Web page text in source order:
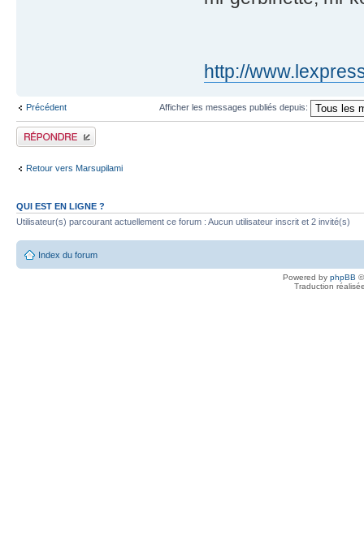
http://
Précédent Afficher les messages publiés depuis:
Publier une réponse
Retour vers Marsupilami
QUI EST EN LIGNE ?
Utilisateur(s) parcourant actuellement ce forum : Aucun utilisateur inscrit et 2 invité(s)
Index du forum
Powered by phpBB
Traduction